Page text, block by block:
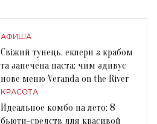
АФИША
Свіжий тунець, еклери з крабом
та запечена паста: чим здивує
нове меню Veranda on the River
КРАСОТА
Идеальное комбо на лето: 8
бьюти-средств для красивой